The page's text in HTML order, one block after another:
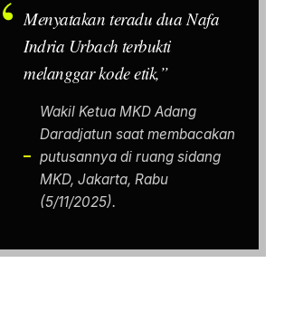
Menyatakan teradu dua Nafa
Indria Urbach terbukti
melanggar kode etik,”
Wakil Ketua MKD Adang
Daradjatun saat membacakan
putusannya di ruang sidang
MKD, Jakarta, Rabu
(5/11/2025).